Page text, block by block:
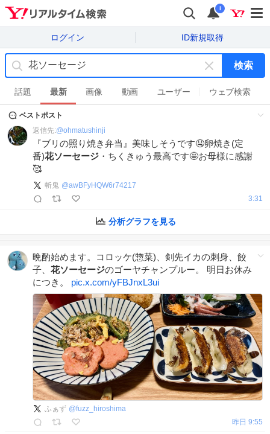
i
ログイン ID新規取得
キ
ー
ワ
を
消
検索
話題 最新 画像 動画 ユーザー ウェブ検索
ベストポスト
返信先:@ohmatushinji
『ブリの照り焼き弁当』美味しそうです🤤卵焼き(定
番)花ソーセージ ・ちくきゅう最高です🤩お母様に感謝
🥰
斬鬼 @awBFyHQW6r74217
3:31
分析グラフを見る
晩酌始めます。コロッケ(惣菜)、剣先イカの刺身、餃
子、 花ソーセージのゴーヤチャンプルー。 明日お休み
につき。 pic.x.com/yFBJnxL3ui
ふぁず @fuzz_hiroshima
昨日 9:55